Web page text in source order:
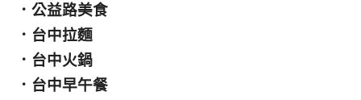
． 公益路美食
． 台中拉麵
． 台中火鍋
． 台中早午餐